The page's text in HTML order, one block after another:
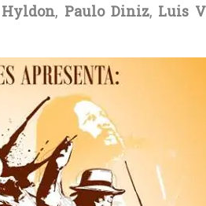
Hyldon, Paulo Diniz, Luis